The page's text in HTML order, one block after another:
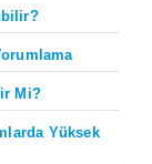
Mi?
Yüksek